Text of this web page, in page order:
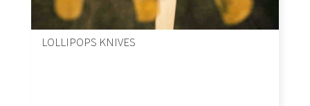
LOLLIPOPS KNIVES